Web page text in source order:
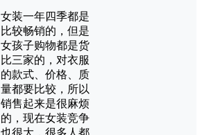
女装一年四季都是
比较畅销的，但是
女孩子购物都是货
比三家的，对衣服
的款式、价格、质
量都要比较，所以
销售起来是很麻烦
的，现在女装竞争
也很大，很多人都